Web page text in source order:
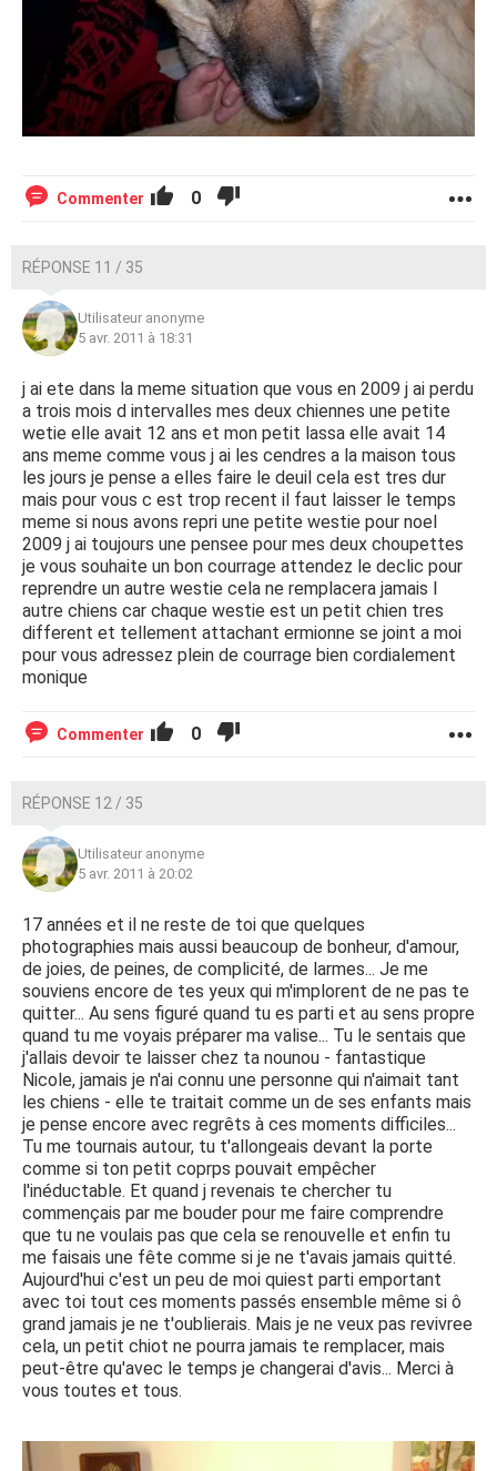
Commenter 0
RÉPONSE 11 / 35
Utilisateur anonyme
5 avr. 2011 à 18:31
j ai ete dans la meme situation que vous en 2009 j ai perdu
a trois mois d intervalles mes deux chiennes une petite
wetie elle avait 12 ans et mon petit lassa elle avait 14
ans meme comme vous j ai les cendres a la maison tous
les jours je pense a elles faire le deuil cela est tres dur
mais pour vous c est trop recent il faut laisser le temps
meme si nous avons repri une petite westie pour noel
2009 j ai toujours une pensee pour mes deux choupettes
je vous souhaite un bon courrage attendez le declic pour
reprendre un autre westie cela ne remplacera jamais l
autre chiens car chaque westie est un petit chien tres
different et tellement attachant ermionne se joint a moi
pour vous adressez plein de courrage bien cordialement
monique
Commenter 0
RÉPONSE 12 / 35
Utilisateur anonyme
5 avr. 2011 à 20:02
17 années et il ne reste de toi que quelques
photographies mais aussi beaucoup de bonheur, d'amour,
de joies, de peines, de complicité, de larmes... Je me
souviens encore de tes yeux qui m'implorent de ne pas te
quitter... Au sens figuré quand tu es parti et au sens propre
quand tu me voyais préparer ma valise... Tu le sentais que
j'allais devoir te laisser chez ta nounou - fantastique
Nicole, jamais je n'ai connu une personne qui n'aimait tant
les chiens - elle te traitait comme un de ses enfants mais
je pense encore avec regrêts à ces moments difficiles...
Tu me tournais autour, tu t'allongeais devant la porte
comme si ton petit coprps pouvait empêcher
l'inéductable. Et quand j revenais te chercher tu
commençais par me bouder pour me faire comprendre
que tu ne voulais pas que cela se renouvelle et enfin tu
me faisais une fête comme si je ne t'avais jamais quitté.
Aujourd'hui c'est un peu de moi quiest parti emportant
avec toi tout ces moments passés ensemble même si ô
grand jamais je ne t'oublierais. Mais je ne veux pas revivree
cela, un petit chiot ne pourra jamais te remplacer, mais
peut-être qu'avec le temps je changerai d'avis... Merci à
vous toutes et tous.